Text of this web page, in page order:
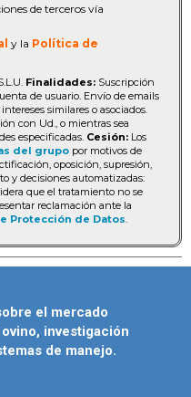
de terceros vía
y la Política de
Finalidades: Suscripción
de usuario. Envío de emails
similares o asociados.
con Ud., o mientras sea
especificadas. Cesión: Los
del grupo por motivos de
oposición, supresión,
y decisiones automatizadas:
que el tratamiento no se
reclamación ante la
Protección de Datos
el mercado
investigación
de manejo.